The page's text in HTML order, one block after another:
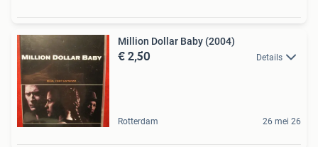
Million Dollar Baby (2004)
€ 2,50 Details
Rotterdam 26 mei 26